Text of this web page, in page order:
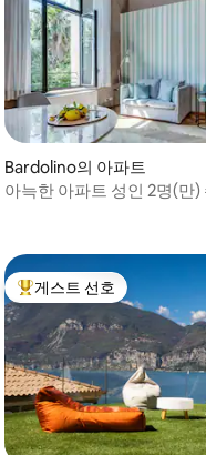
만점), 후기 119개
Bardolino의 아파트
아늑한 아파트 성인 2명(만)
상위 게스트 선호
게스트 선호